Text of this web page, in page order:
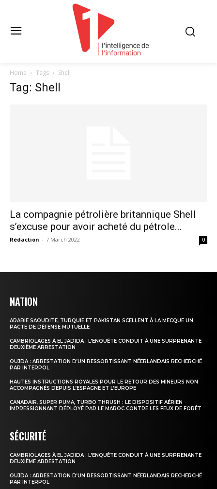
l'intelligence de
Home Tags Shell
Tag: Shell
La compagnie pétrolière britannique Shell
s’excuse pour avoir acheté du pétrole...
Rédaction - 7 March 2022 0
NATION
ARABIE SAOUDITE, TURQUIE ET PAKISTAN SCELLENT À LA MECQUE UN
PACTE DE DÉFENSE MUTUELLE
CAMBRIOLAGES À EL JADIDA : L’ENQUÊTE CONDUIT À UNE SURPRENANTE
DEUXIÈME ARRESTATION
OUJDA : ARRESTATION D’UN RESSORTISSANT NÉERLANDAIS RECHERCHÉ
PAR INTERPOL
HAUTES INSTRUCTIONS ROYALES POUR LE RETOUR DES MINEURS NON
ACCOMPAGNÉS DEPUIS L’ESPAGNE ET L’EUROPE
CANADAIR, SUPER PUMA, TURBO THRUSH : LE DISPOSITIF AÉRIEN
IMPRESSIONNANT DÉPLOYÉ PAR LE MAROC CONTRE LES FEUX DE FORÊT
SÉCURITÉ
CAMBRIOLAGES À EL JADIDA : L’ENQUÊTE CONDUIT À UNE SURPRENANTE
DEUXIÈME ARRESTATION
OUJDA : ARRESTATION D’UN RESSORTISSANT NÉERLANDAIS RECHERCHÉ
PAR INTERPOL